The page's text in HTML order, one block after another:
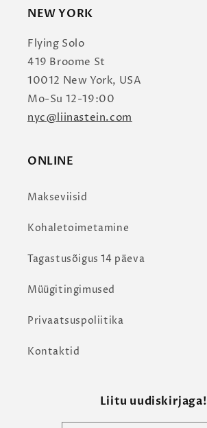
NEW YORK
Flying Solo
419 Broome St
10012 New York, USA
Mo-Su 12-19:00
nyc@liinastein.com
ONLINE
Makseviisid
Kohaletoimetamine
Tagastusõigus 14 päeva
Müügitingimused
Privaatsuspoliitika
Kontaktid
Liitu uudiskirjaga!